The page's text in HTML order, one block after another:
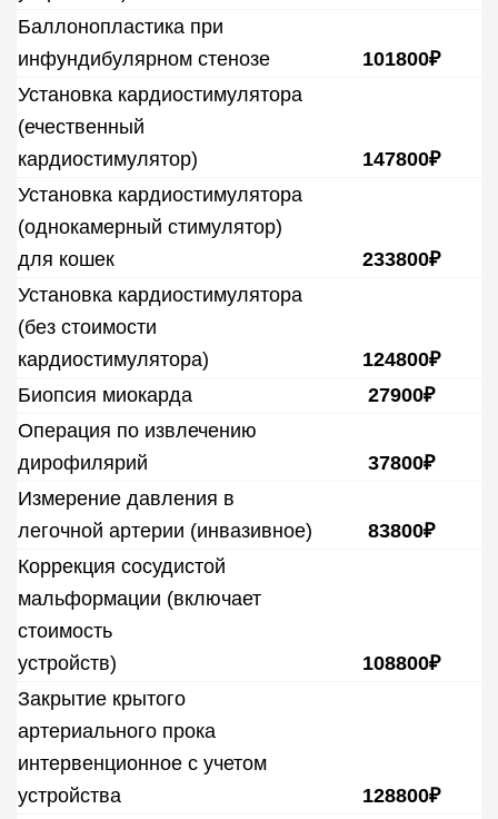
Баллонопластика при
инфундибулярном стенозе
101800₽
Установка кардиостимулятора
(ечественный
кардиостимулятор)
147800₽
Установка кардиостимулятора
(однокамерный стимулятор)
для кошек
233800₽
Установка кардиостимулятора
(без стоимости
кардиостимулятора)
124800₽
Биопсия миокарда
27900₽
Операция по извлечению
дирофилярий
37800₽
Измерение давления в
легочной артерии (инвазивное)
83800₽
Коррекция сосудистой
мальформации (включает
стоимость
устройств)
108800₽
Закрытие крытого
артериального прока
интервенционное с учетом
устройства
128800₽